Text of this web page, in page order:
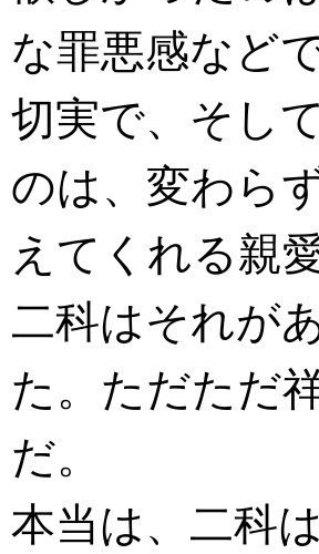
な罪悪感など
切実で、そし
のは、変わら
えてくれる親
二科はそれが
た。ただただ
だ。
本当は、二科